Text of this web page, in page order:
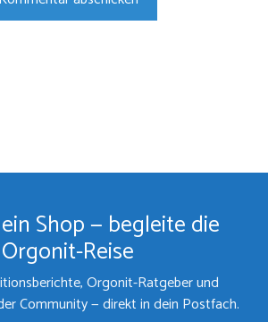
Shop — begleite die
Orgonit-Reise
Orgonit-Ratgeber und
Community — direkt in dein Postfach.